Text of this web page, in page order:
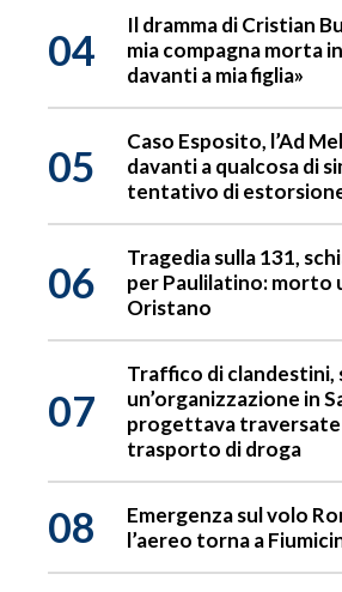
04
Il dramma di Cristian
mia compagna morta
davanti a mia figlia»
05
Caso Esposito, l’Ad
davanti a qualcosa di
tentativo di
06
Tragedia sulla 131,
per Paulilatino: morto
Oristano
07
Traffico di clandestini,
un’organizzazione in
progettava traversate
trasporto di droga
08
Emergenza sul volo
l’aereo torna a